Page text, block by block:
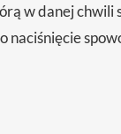
w danej chwili
naciśnięcie